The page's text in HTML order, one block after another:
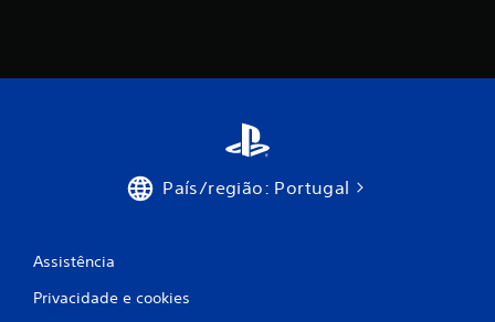
0
País/região: Portugal
Assistência
Privacidade e cookies